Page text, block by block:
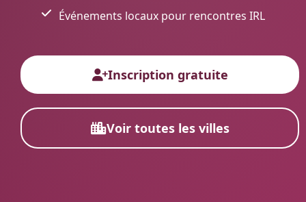
Événements locaux pour rencontres IRL
Inscription gratuite
Voir toutes les villes